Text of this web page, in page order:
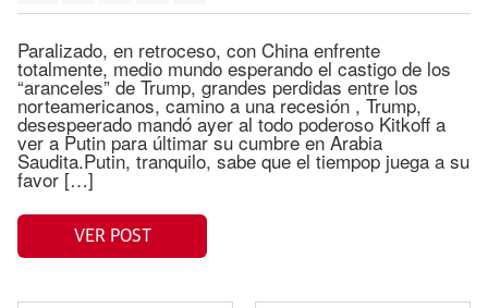
Paralizado, en retroceso, con China enfrente
totalmente, medio mundo esperando el castigo de los
“aranceles” de Trump, grandes perdidas entre los
norteamericanos, camino a una recesión , Trump,
desespeerado mandó ayer al todo poderoso Kitkoff a
ver a Putin para últimar su cumbre en Arabia
Saudita.Putin, tranquilo, sabe que el tiempop juega a su
favor […]
VER POST